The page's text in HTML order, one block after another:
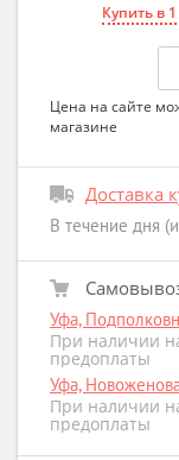
Купить в
Цена на сайте
магазине
Доставка
В течение дня
Уфа,
При наличии
предоплаты
Уфа,
При наличии
предоплаты